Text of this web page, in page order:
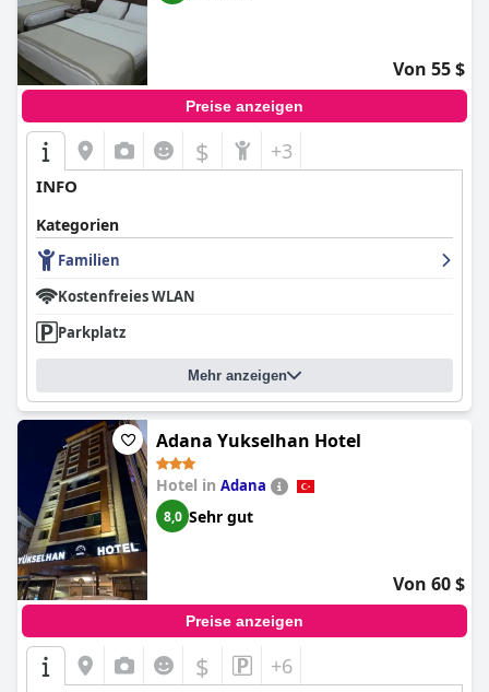
Von 55 $
Preise anzeigen
$ +3
INFO
Kategorien
Familien
Kostenfreies WLAN
Parkplatz
Mehr anzeigen
Adana Yukselhan Hotel
Hotel in Adana
8,0 Sehr gut
Von 60 $
Preise anzeigen
$ +6